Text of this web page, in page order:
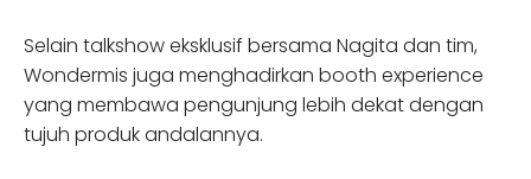
Selain talkshow eksklusif bersama Nagita dan tim,
Wondermis juga menghadirkan booth experience
yang membawa pengunjung lebih dekat dengan
tujuh produk andalannya.